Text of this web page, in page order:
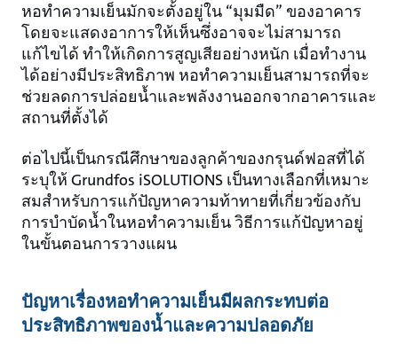
หอทำความเย็นมักจะตั้งอยู่ใน “มุมมืด” ของอาคาร
โดยจะแสดงอาการให้เห็นซึ่งอาจจะไม่สามารถ
แก้ไขได้ ทำให้เกิดการสูญเสียอย่างหนัก เมื่อทำงาน
ได้อย่างมีประสิทธิภาพ หอทำความเย็นสามารถที่จะ
ช่วยลดการปล่อยน้ำและพลังงานออกจากอาคารและ
สถานที่ตั้งได้
ต่อไปนี้เป็นกรณีศึกษาของลูกค้าของกรุนด์ฟอสที่ได้
ระบุให้ Grundfos iSOLUTIONS เป็นทางเลือกที่เหมาะ
สมสำหรับการแก้ปัญหาความท้าทายที่เกี่ยวข้องกับ
การบำบัดน้ำในหอทำความเย็น วิธีการแก้ปัญหาอยู่
ในขั้นตอนการวางแผน
ปัญหาเรื่องหอทำความเย็นมีผลกระทบต่อ
ประสิทธิภาพของน้ำและความปลอดภัย